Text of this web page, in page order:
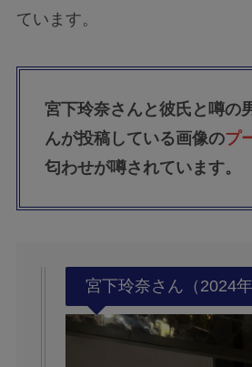
ています。
宮下玲奈さんと彼氏と噂の
んが投稿している画像のプ
匂わせが噂されています。
宮下玲奈さん（2024年